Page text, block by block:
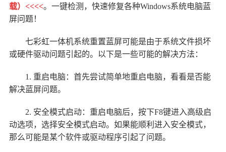
载）<<<<。一键检测，快速修复各种Windows系统电脑蓝
屏问题！
七彩虹一体机系统重置蓝屏可能是由于系统文件损坏
或硬件驱动问题引起的。以下是一些可能的解决方法：
1. 重启电脑：首先尝试简单地重启电脑，看看是否能
解决蓝屏问题。
2. 安全模式启动：重启电脑后，按下F8键进入高级启
动选项，选择安全模式启动。如果能顺利进入安全模式，
那么可能是某个软件或驱动程序引起了问题。